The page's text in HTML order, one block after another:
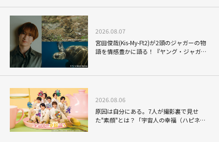
2026.08.07
宮田俊哉(Kis-My-Ft2)が2頭のジャガーの物
語を情感豊かに語る！『ヤング・ジャガ
ナレーションの妙
2026.08.06
原因は自分にある。7人が撮影裏で見せ
た"素顔"とは？「宇宙人の幸福（ハピネ